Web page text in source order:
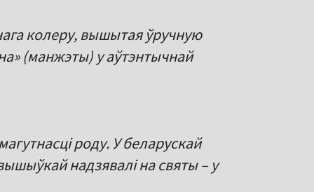
колеру, вышытая ўручную
(манжэты) у аўтэнтычнай
роду. У беларускай
надзявалі на святы – у